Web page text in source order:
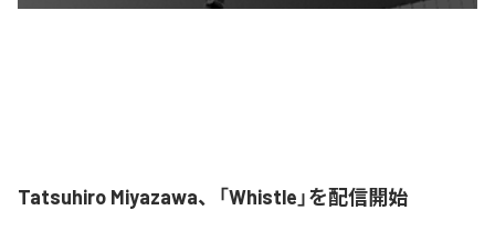
Tatsuhiro Miyazawa、「Whistle」を配信開始